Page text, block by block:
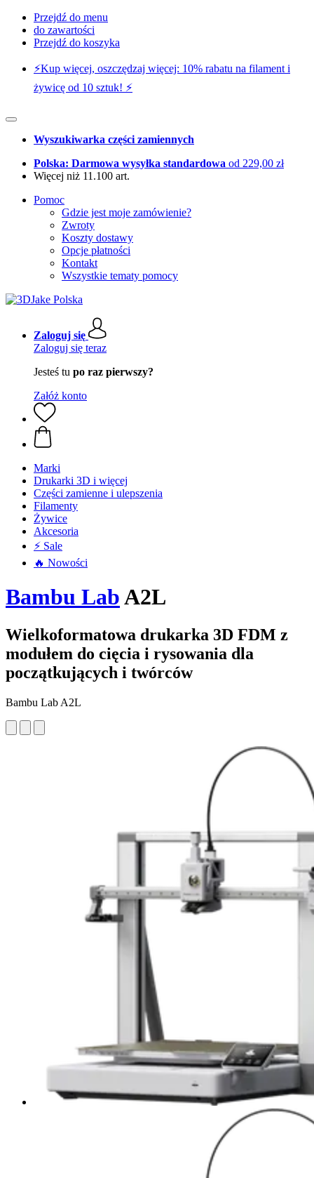
Przejdź do menu
do zawartości
Przejdź do koszyka
⚡️Kup więcej, oszczędzaj więcej: 10% rabatu na filament i
żywicę od 10 sztuk! ⚡️
Wyszukiwarka części zamiennych
Polska: Darmowa wysyłka standardowa od 229,00 zł
Więcej niż 11.100 art.
Pomoc
Gdzie jest moje zamówienie?
Zwroty
Koszty dostawy
Opcje płatności
Kontakt
Wszystkie tematy pomocy
Zaloguj się
Zaloguj się teraz
Jesteś tu po raz pierwszy?
Załóż konto
Marki
Drukarki 3D i więcej
Części zamienne i ulepszenia
Filamenty
Żywice
Akcesoria
⚡ Sale
🔥 Nowości
Bambu LabA2L
Wielkoformatowa drukarka 3D FDM z
modułem do cięcia i rysowania dla
początkujących i twórców
Bambu Lab A2L